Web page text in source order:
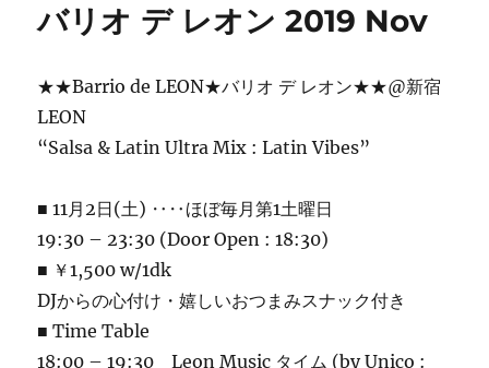
バリオ デ レオン 2019 Nov
★★Barrio de LEON★バリオ デ レオン★★@新宿
LEON
“Salsa & Latin Ultra Mix : Latin Vibes”
■ 11月2日(土) ‥‥ほぼ毎月第1土曜日
19:30 – 23:30 (Door Open : 18:30)
■ ￥1,500 w/1dk
DJからの心付け・嬉しいおつまみスナック付き
■ Time Table
18:00 – 19:30 Leon Music タイム (by Unico :